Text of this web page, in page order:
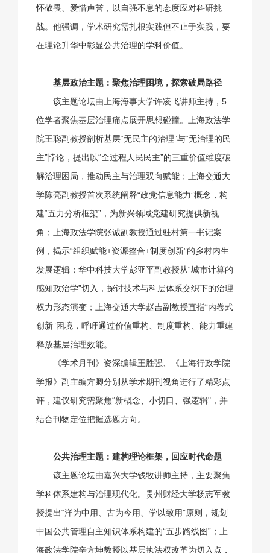
怀敬畏、爱惜声誉，以自强不息的态度应对科研挑
战。他强调，学术研究需扎根实践但不止于实践，要
在理论升华中彰显公共治理的学科价值。
基层政治主题：聚焦治理困境，探索破局路径
该主题论坛由上海海事大学许凌飞讲师主持，5
位学者聚焦基层治理痛点展开思想碰撞。上海政法学
院王聪副教授剖析基层“无民主的治理”与“无治理的民
主”悖论，提出以“全过程人民民主”的三重价值维度破
解治理困局，推动民主与治理双向赋能；上海交通大
学陈亮副教授首次系统阐释“政党信息能力”概念，构
建“五力分析框架”，为新兴领域党建研究提供新视
角；上海政法学院张诚副教授通过驻村第一书记案
例，揭示“组织赋能+资源整合+制度创新”的乡村内生
发展逻辑；华中科技大学彭亚平副教授从“城市计算的
感知政治学”切入，探讨技术与科层体系交织下的治理
权力形态演变；上海交通大学赵吉副教授直指“内卷式
创新”困境，呼吁通过价值重构、制度重构、能力重建
释放基层治理效能。
《学术月刊》资深编辑王胜强、《上海行政学院
学报》副主编方卿分别从学术期刊视角进行了精彩点
评，建议研究需聚焦“新概念、小切口、强逻辑"，并
结合刊物定位把握选题方向。
公共治理主题：建构理论框架，回应时代命题
该主题论坛由嘉兴大学钱牧讲师主持，主要聚焦
学科体系建构与治理现代化。贵州财经大学杨志军教
授提出“洋为中用、古为今用、学以致用”原则，规划
中国公共管理自主知识体系构建的“五步路线图”；上
海政法学院辛方坤教授以基层执法权改革为切入点，